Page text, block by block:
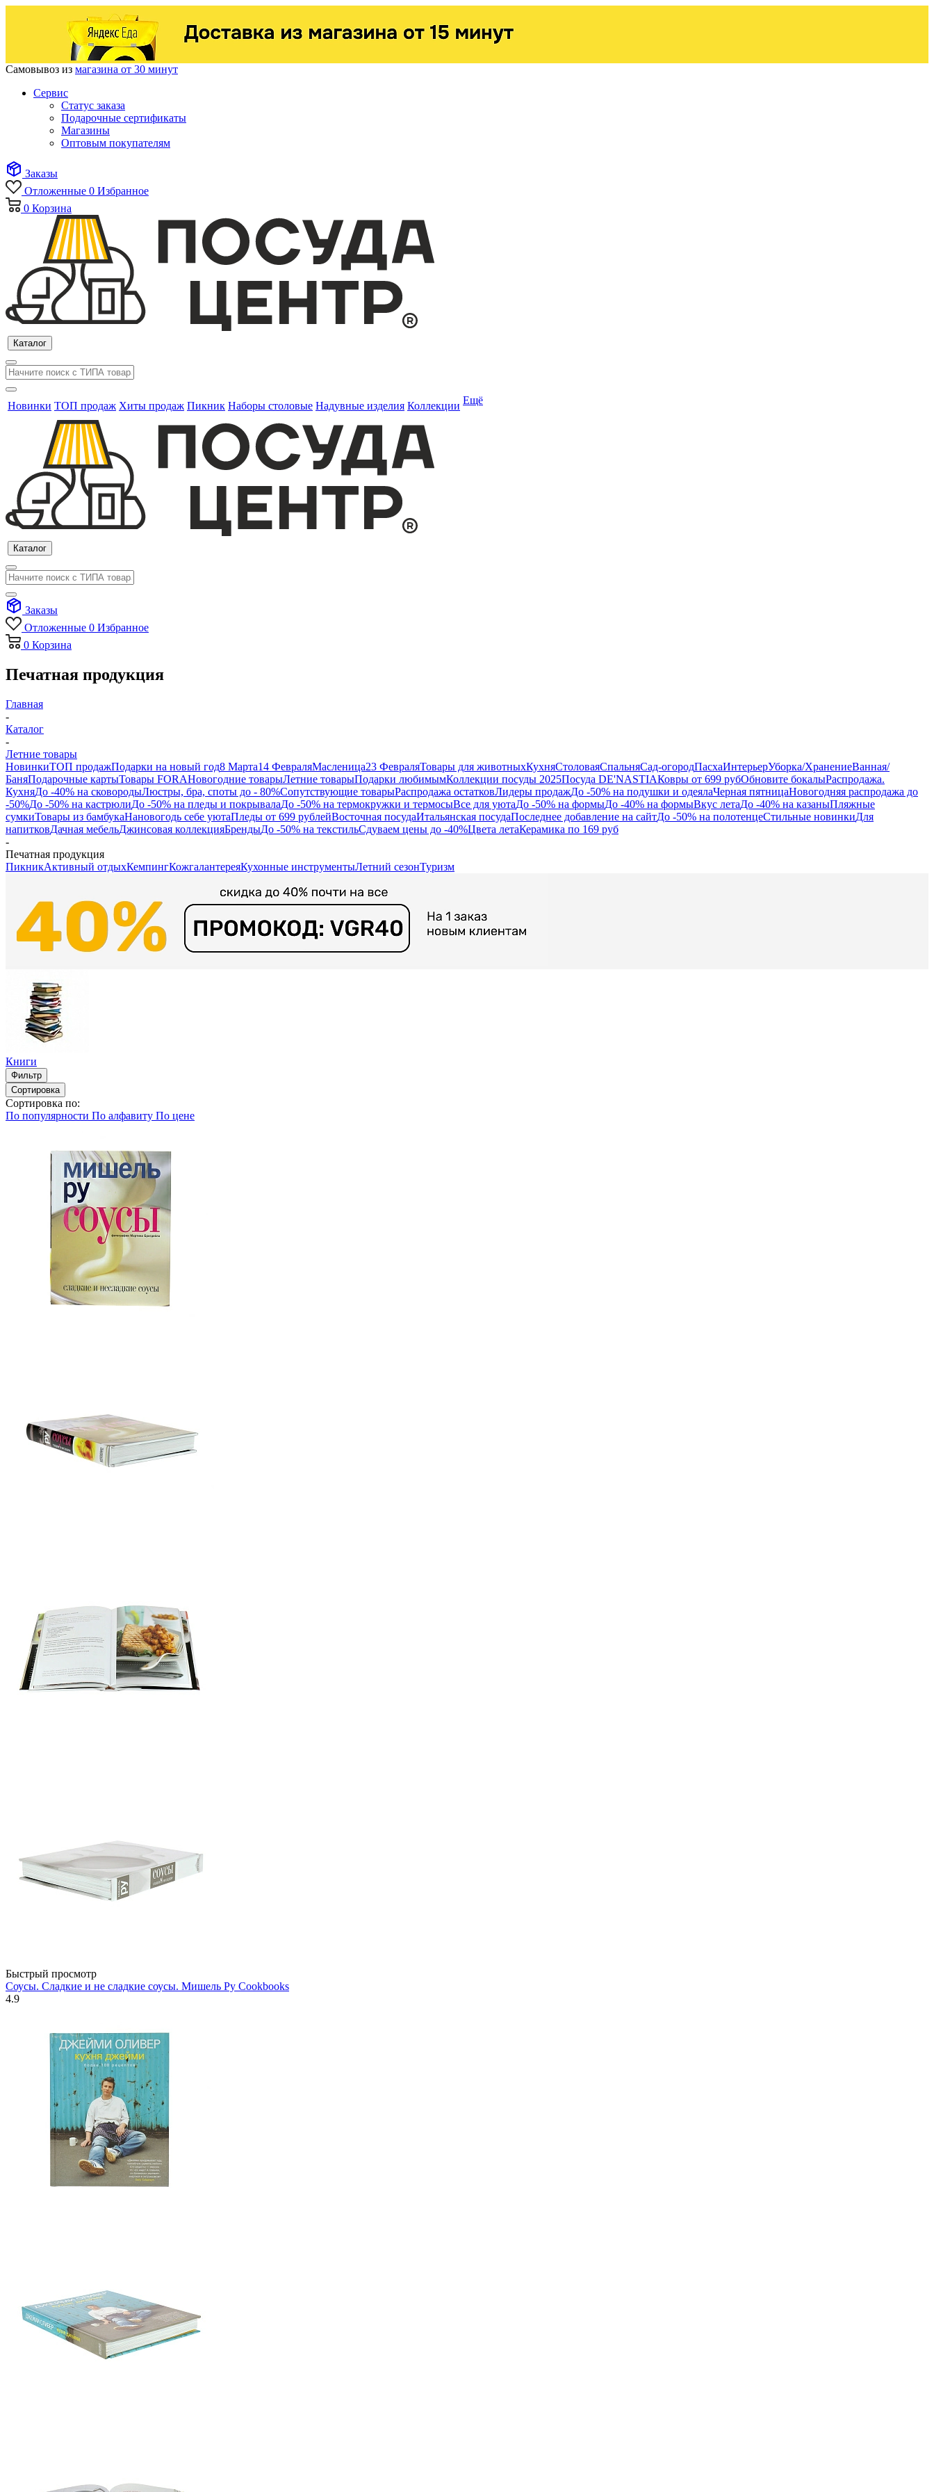
Самовывоз из магазина от 30 минут
Сервис
Статус заказа
Подарочные сертификаты
Магазины
Оптовым покупателям
Заказы
Отложенные 0 Избранное
0 Корзина
Каталог
Новинки ТОП продаж Хиты продаж Пикник Наборы столовые Надувные изделия Коллекции Ещё
Каталог
Заказы
Отложенные 0 Избранное
0 Корзина
Печатная продукция
Главная
-
Каталог
-
Летние товары
НовинкиТОП продажПодарки на новый год8 Марта14 ФевраляМасленица23 ФевраляТовары для животныхКухняСтоловаяСпальняСад-огородПасхаИнтерьерУборка/ХранениеВанная/
БаняПодарочные картыТовары FORAНовогодние товарыЛетние товарыПодарки любимымКоллекции посуды 2025Посуда DE'NASTIAКовры от 699 рубОбновите бокалыРаспродажа.
КухняДо -40% на сковородыЛюстры, бра, споты до - 80%Сопутствующие товарыРаспродажа остатковЛидеры продажДо -50% на подушки и одеялаЧерная пятницаНовогодняя распродажа до
-50%До -50% на кастрюлиДо -50% на пледы и покрывалаДо -50% на термокружки и термосыВсе для уютаДо -50% на формыДо -40% на формыВкус летаДо -40% на казаныПляжные
сумкиТовары из бамбукаНановогодь себе уютаПледы от 699 рублейВосточная посудаИтальянская посудаПоследнее добавление на сайтДо -50% на полотенцеСтильные новинкиДля
напитковДачная мебельДжинсовая коллекцияБрендыДо -50% на текстильСдуваем цены до -40%Цвета летаКерамика по 169 руб
-
Печатная продукция
ПикникАктивный отдыхКемпингКожгалантереяКухонные инструментыЛетний сезонТуризм
Книги
Фильтр
Сортировка
Сортировка по:
По популярности По алфавиту По цене
Быстрый просмотр
Соусы. Сладкие и не сладкие соусы. Мишель Ру Cookbooks
4.9